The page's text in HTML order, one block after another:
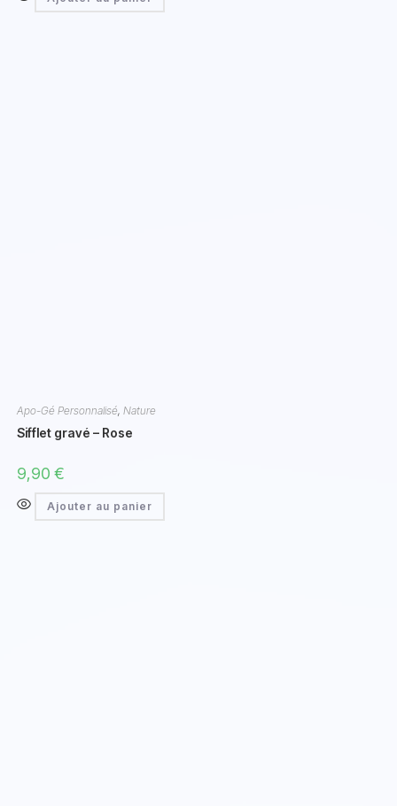
Apo-Gé Personnalisé, Nature
Sifflet gravé – Rose
9,90 €
Ajouter au panier